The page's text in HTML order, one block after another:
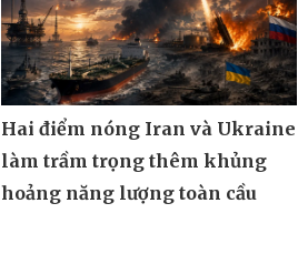
Hai điểm nóng Iran và Ukraine
làm trầm trọng thêm khủng
hoảng năng lượng toàn cầu